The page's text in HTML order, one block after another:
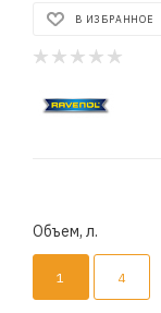
В ИЗБРАННОЕ
Объем, л.
1 4